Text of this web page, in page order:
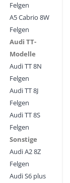
Felgen
A5 Cabrio 8W
Felgen
Audi TT-
Modelle
Audi TT 8N
Felgen
Audi TT 8J
Felgen
Audi TT 8S
Felgen
Sonstige
Audi A2 8Z
Felgen
Audi S6 plus